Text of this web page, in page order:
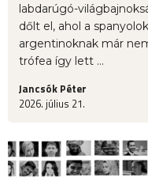
labdarúgó-
dőlt el, ahol a
argentinoknak már
trófea így lett ...
Jancsók Péter
2026. július 21.